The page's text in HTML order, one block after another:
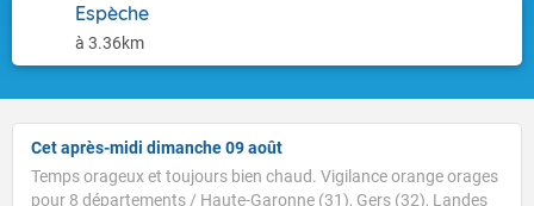
Espèche
à 3.36km
Cet après-midi dimanche 09 août
Temps orageux et toujours bien chaud. Vigilance orange orages
pour 8 départements / Haute-Garonne (31), Gers (32), Landes